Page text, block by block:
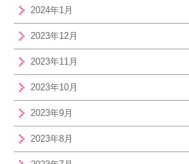
2024年1月
2023年12月
2023年11月
2023年10月
2023年9月
2023年8月